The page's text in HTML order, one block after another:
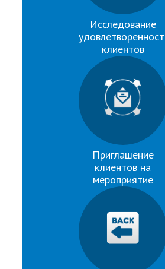
Исследование
клиентов
Приглашение
клиентов на
мероприятие